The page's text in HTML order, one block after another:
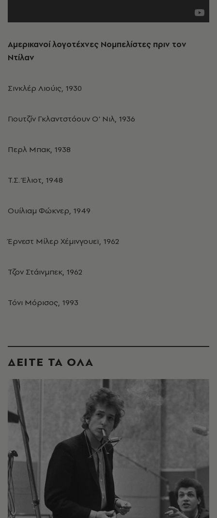
Αμερικανοί λογοτέχνες Νομπελίστες πριν τον
Ντίλαν
Σινκλέρ Λιούις, 1930
Γιουτζίν Γκλαντστόουν Ο' Νιλ, 1936
Περλ Μπακ, 1938
Τ.Σ. Έλιοτ, 1948
Ουίλιαμ Φώκνερ, 1949
Έρνεστ Μίλερ Χέμινγουεϊ, 1962
Τζον Στάινμπεκ, 1962
Τόνι Μόρισος, 1993
ΔΕΙΤΕ ΤΑ ΟΛΑ